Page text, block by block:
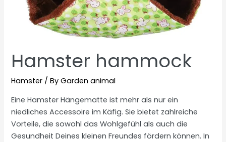
Hamster hammock
Hamster / ByGarden animal
Eine Hamster Hängematte ist mehr als nur ein
niedliches Accessoire im Käfig. Sie bietet zahlreiche
Vorteile, die sowohl das Wohlgefühl als auch die
Gesundheit Deines kleinen Freundes fördern können. In